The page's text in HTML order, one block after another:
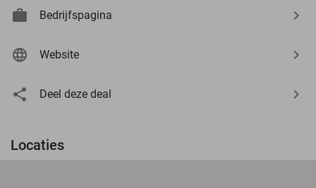
Bedrijfspagina
Website
Deel deze deal
Locaties